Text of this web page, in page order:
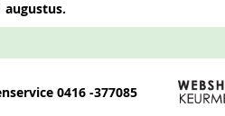
augustus.
0416 -377085